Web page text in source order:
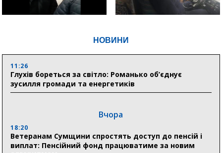
НОВИНИ
11:26
Глухів бореться за світло: Романько об’єднує
зусилля громади та енергетиків
Вчора
18:20
Ветеранам Сумщини спростять доступ до пенсій і
виплат: Пенсійний фонд працюватиме за новим